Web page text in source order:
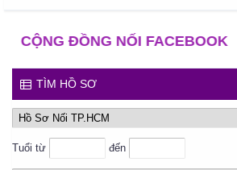
ĐỒNG NỐI FACEBOOK
TÌM HỒ SƠ
Tuổi từ đến